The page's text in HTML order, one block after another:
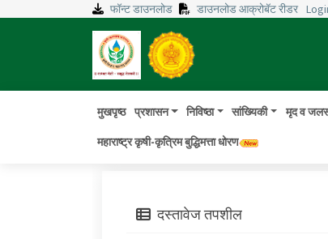
फॉन्ट डाउनलोड डाउनलोड आक्रोबॅट रीडर
मुखपृष्ठ प्रशासन निविष्ठा सांख्यिकी मृद व
महाराष्ट्र कृषी-कृत्रिम बुद्धिमत्ता धोरण
दस्तावेज तपशील